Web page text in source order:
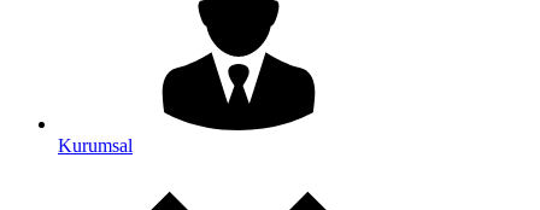
Kurumsal